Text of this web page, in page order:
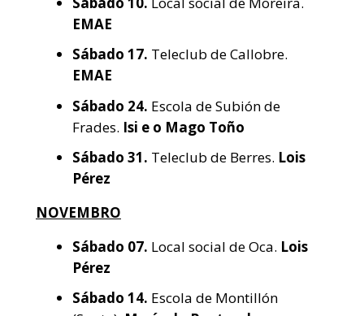
EMAE
Sábado 17. Teleclub de Callobre.
EMAE
Sábado 24. Escola de Subión de
Frades. Isi e o Mago Toño
Sábado 31. Teleclub de Berres. Lois
Pérez
NOVEMBRO
Sábado 07. Local social de Oca. Lois
Pérez
Sábado 14. Escola de Montillón